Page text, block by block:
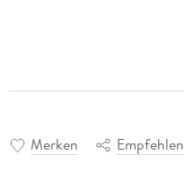
Merken Empfehlen